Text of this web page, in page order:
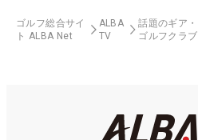
ゴルフ総合サイ
ト ALBA Net
ALBA
TV
話題のギア・
ゴルフクラブ